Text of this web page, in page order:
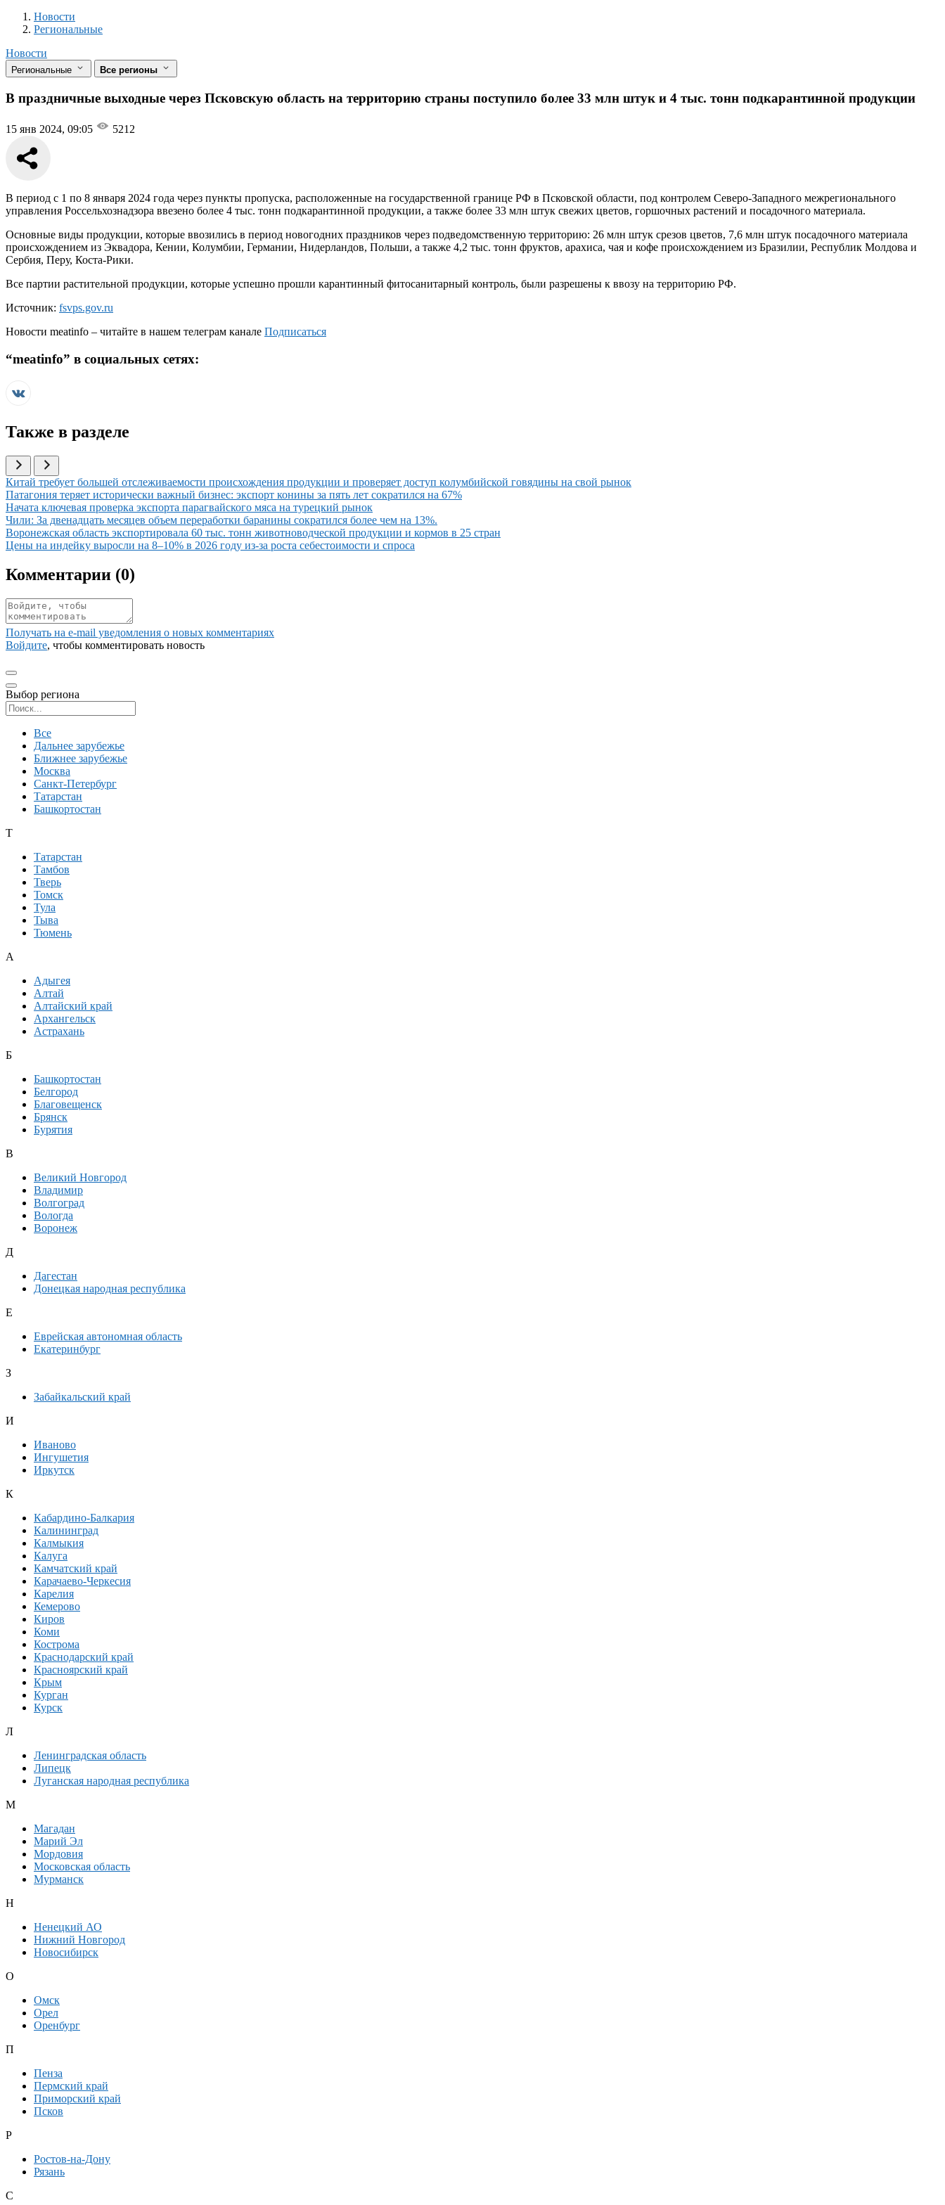
Новости
Разделы
Новости
Региональные
Новости
Региональные Все регионы
В праздничные выходные через Псковскую область на территорию страны поступило более 33 млн штук и 4 тыс. тонн подкарантинной продукции
15 янв 2024, 09:05 5212
В период с 1 по 8 января 2024 года через пункты пропуска, расположенные на государственной границе РФ в Псковской области, под контролем Северо-Западного межрегионального
управления Россельхознадзора ввезено более 4 тыс. тонн подкарантинной продукции, а также более 33 млн штук свежих цветов, горшочных растений и посадочного материала.
Основные виды продукции, которые ввозились в период новогодних праздников через подведомственную территорию: 26 млн штук срезов цветов, 7,6 млн штук посадочного материала
происхождением из Эквадора, Кении, Колумбии, Германии, Нидерландов, Польши, а также 4,2 тыс. тонн фруктов, арахиса, чая и кофе происхождением из Бразилии, Республик Молдова и
Сербия, Перу, Коста-Рики.
Все партии растительной продукции, которые успешно прошли карантинный фитосанитарный контроль, были разрешены к ввозу на территорию РФ.
Источник: fsvps.gov.ru
Новости meatinfo – читайте в нашем телеграм канале Подписаться
“meatinfo” в социальных сетях:
Также в разделе
Иллюстрация новости
Китай требует большей отслеживаемости происхождения продукции и проверяет доступ колумбийской говядины на свой рынок
Иллюстрация новости
Патагония теряет исторически важный бизнес: экспорт конины за пять лет сократился на 67%
Иллюстрация новости
Начата ключевая проверка экспорта парагвайского мяса на турецкий рынок
Иллюстрация новости
Чили: За двенадцать месяцев объем переработки баранины сократился более чем на 13%.
Иллюстрация новости
Воронежская область экспортировала 60 тыс. тонн животноводческой продукции и кормов в 25 стран
Иллюстрация новости
Цены на индейку выросли на 8–10% в 2026 году из-за роста себестоимости и спроса
Комментарии (0)
Получать на e‑mail уведомления о новых комментариях
Войдите, чтобы комментировать новость
Выбор региона
Все
Дальнее зарубежье
Ближнее зарубежье
Москва
Санкт-Петербург
Татарстан
Башкортостан
Т
Татарстан
Тамбов
Тверь
Томск
Тула
Тыва
Тюмень
А
Адыгея
Алтай
Алтайский край
Архангельск
Астрахань
Б
Башкортостан
Белгород
Благовещенск
Брянск
Бурятия
В
Великий Новгород
Владимир
Волгоград
Вологда
Воронеж
Д
Дагестан
Донецкая народная республика
Е
Еврейская автономная область
Екатеринбург
З
Забайкальский край
И
Иваново
Ингушетия
Иркутск
К
Кабардино-Балкария
Калининград
Калмыкия
Калуга
Камчатский край
Карачаево-Черкесия
Карелия
Кемерово
Киров
Коми
Кострома
Краснодарский край
Красноярский край
Крым
Курган
Курск
Л
Ленинградская область
Липецк
Луганская народная республика
М
Магадан
Марий Эл
Мордовия
Московская область
Мурманск
Н
Ненецкий АО
Нижний Новгород
Новосибирск
О
Омск
Орел
Оренбург
П
Пенза
Пермский край
Приморский край
Псков
Р
Ростов-на-Дону
Рязань
С